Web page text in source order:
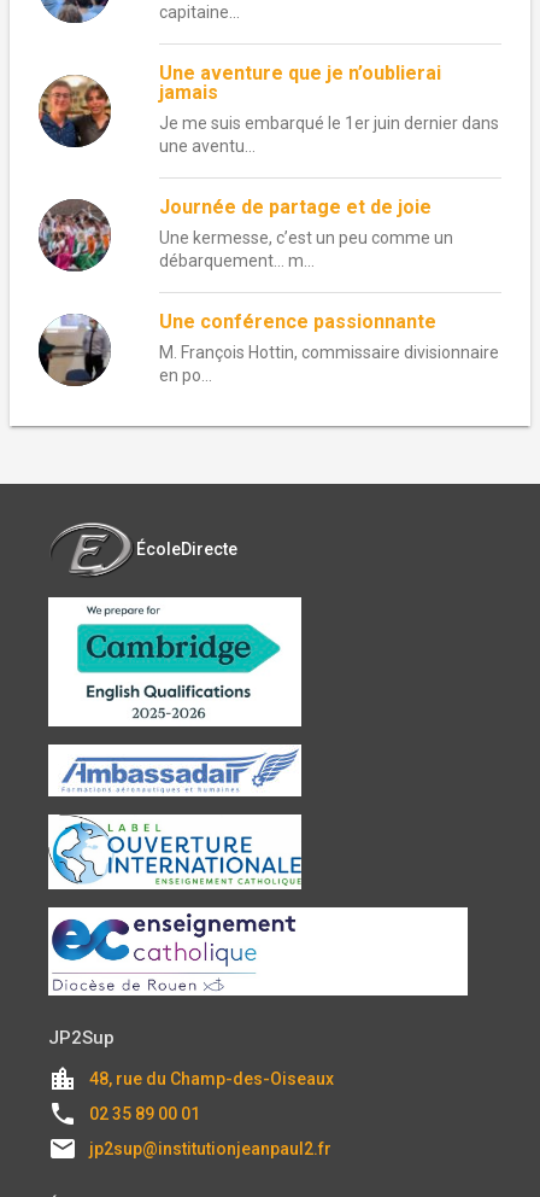
capitaine...
Une aventure que je n’oublierai
jamais
Je me suis embarqué le 1er juin dernier dans
une aventu...
Journée de partage et de joie
Une kermesse, c’est un peu comme un
débarquement… m...
Une conférence passionnante
M. François Hottin, commissaire divisionnaire
en po...
ÉcoleDirecte
JP2Sup
location_city 48, rue du Champ-des-Oiseaux
local_phone 02 35 89 00 01
email jp2sup@institutionjeanpaul2.fr